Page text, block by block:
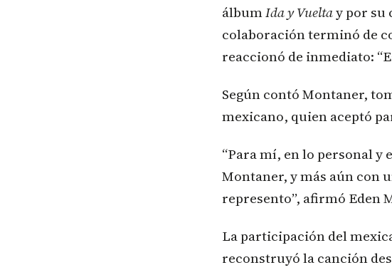
álbumIda y Vueltay por su
colaboración terminó de
reaccionó de inmediato:
Según contó Montaner,
mexicano, quien aceptó
“Para mí, en lo personal
Montaner, y más aún con
represento”, afirmó Eden
La participación del
reconstruyó la canción